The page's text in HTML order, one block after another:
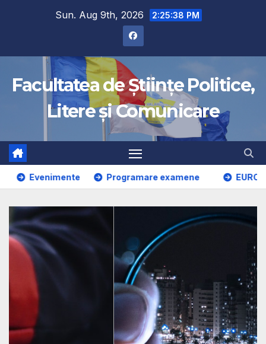
Sun. Aug 9th, 2026 2:25:38 PM
Facultatea de Științe Politice,
Litere și Comunicare
Programare examene